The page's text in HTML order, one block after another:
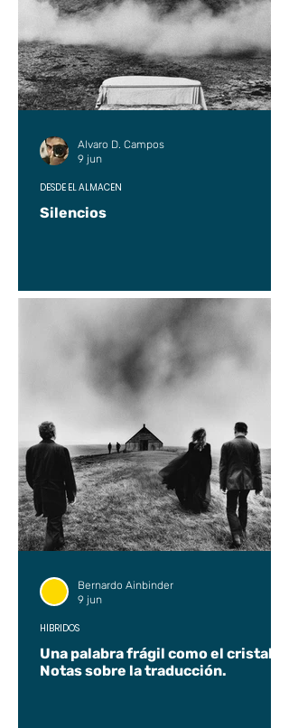
Silencios
DESDE EL ALMACÉN
Alvaro D. Campos
9 jun
Una palabra frágil como el cristal.
Notas sobre la traducción.
HÍBRIDOS
Bernardo Ainbinder
9 jun